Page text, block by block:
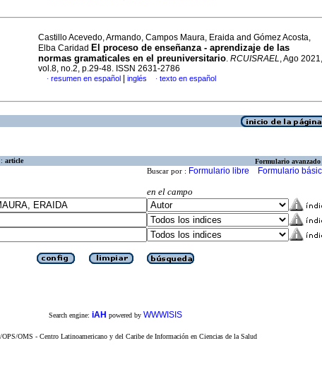
Castillo Acevedo, Armando, Campos Maura, Eraida and Gómez Acosta,
Elba Caridad El proceso de enseñanza - aprendizaje de las
normas gramaticales en el preuniversitario. RCUISRAEL, Ago 2021,
vol.8, no.2, p.29-48. ISSN 2631-2786
· resumen en español inglés · texto en español
article Formulario avanzado
Buscar por : Formulario libre Formulario
en el campo
Search engine: iAH powered by WWWISIS
OMS - Centro Latinoamericano y del Caribe de Información en Ciencias de la Salud